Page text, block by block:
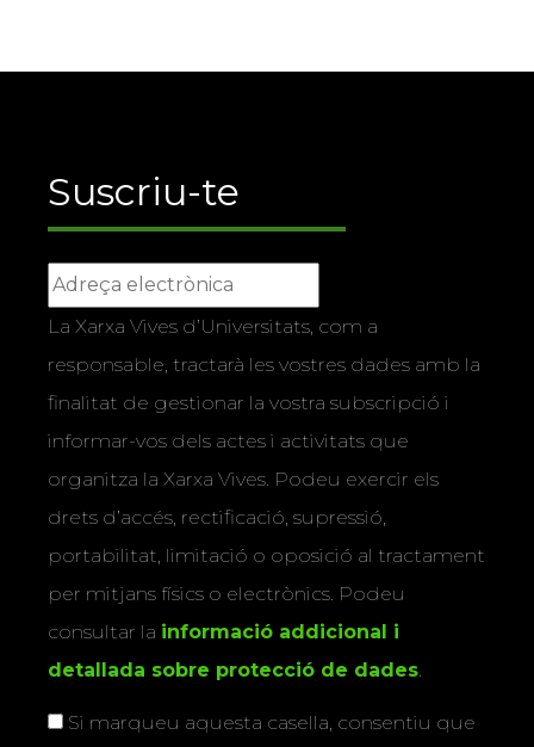
Suscriu-te
La Xarxa Vives d’Universitats, com a
responsable, tractarà les vostres dades amb la
finalitat de gestionar la vostra subscripció i
informar-vos dels actes i activitats que
organitza la Xarxa Vives. Podeu exercir els
drets d’accés, rectificació, supressió,
portabilitat, limitació o oposició al tractament
per mitjans físics o electrònics. Podeu
consultar la informació addicional i
detallada sobre protecció de dades.
Si marqueu aquesta casella, consentiu que